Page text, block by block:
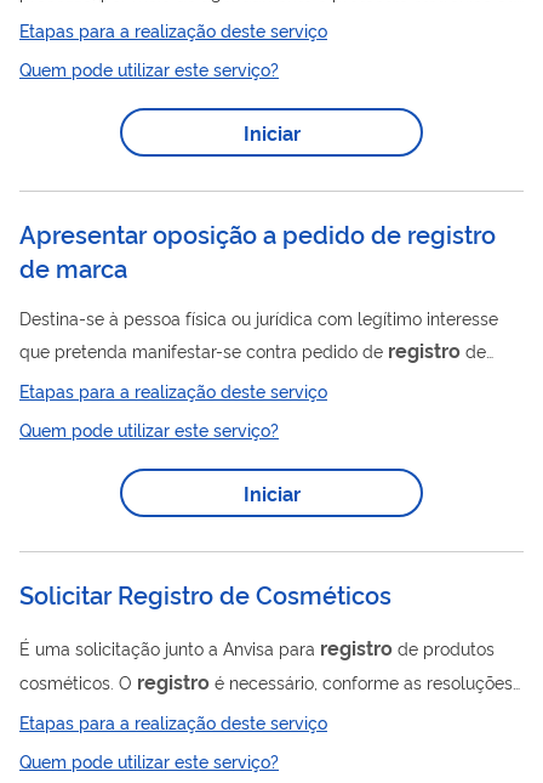
presencial, para protocolo do requerimento de Revalidação do
de Colecionamento, Tiro Desportivo e Caça. Ao final, o usuário
recebe o CR para CAC revalidado (com novo prazo de
Etapas para a realização deste serviço
Quem pode utilizar este serviço?
Iniciar
Apresentar oposição a pedido de registro
de marca
Destina-se à pessoa física ou jurídica com legítimo interesse
que pretenda manifestar-se contra pedido de registro de
marca no prazo de 60 dias a contar da sua publicação.
ALERTA CONTRA FRAUDES: O INPI NÃO ENVIA BOLETOS
NEM FAZ COBRANÇAS. LEIA MAIS AQUI.
Etapas para a realização deste serviço
Quem pode utilizar este serviço?
Iniciar
Solicitar Registro de Cosméticos
É uma solicitação junto a Anvisa para registro de produtos
cosméticos. O registro é necessário, conforme as resoluções
RDC 07/2015 e 237/2018, para os seguintes tipos de
cosméticos: Bronzeador e protetor solar Gel antisséptico para
as mãos Produto para alisar, ondular e tingir cabelos Repelente
Etapas para a realização deste serviço
Quem pode utilizar este serviço?